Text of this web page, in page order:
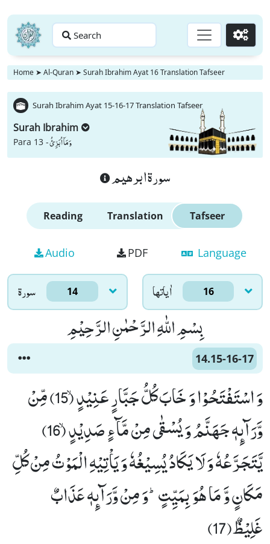
Search Go
Home ➤ Al-Quran ➤ Surah Ibrahim Ayat 16 Translation Tafseer
Surah Ibrahim Ayat 15-16-17 Translation Tafseer
Surah Ibrahim
Para 13 -وَ مَاۤ اُبَرِّئُ
سورة ابرهيم
Reading Translation Tafseer
Audio PDF Language
سورۃ 14 اٰياتها 16
بِسْمِ اللّٰهِ الرَّحْمٰنِ الرَّحِیْمِ
14.15-16-17
وَ اسْتَفْتَحُوْا وَ خَابَ كُلُّ جَبَّارٍ عَنِیْدٍۙ (15) مِّنْ
وَّرَآىٕهٖ جَهَنَّمُ وَ یُسْقٰى مِنْ مَّآءٍ صَدِیْدٍۙ (16)
یَّتَجَرَّعُهٗ وَ لَا یَكَادُ یُسِیْغُهٗ وَ یَاْتِیْهِ الْمَوْتُ مِنْ كُلِّ
مَكَانٍ وَّ مَا هُوَ بِمَیِّتٍؕ-وَ مِنْ وَّرَآىٕهٖ عَذَابٌ
غَلِیْظٌ(17)